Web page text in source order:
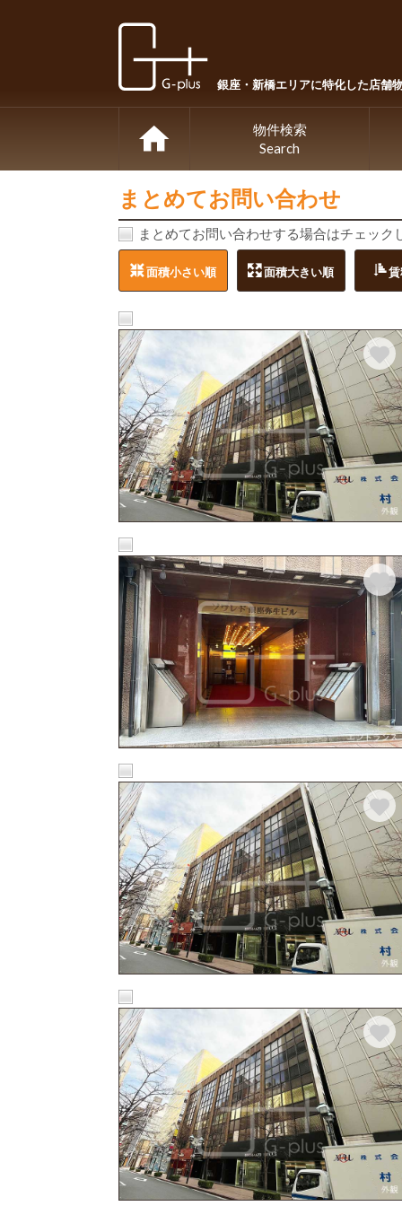
銀座・新橋エリアに特化した店舗
物件検索
Search
まとめてお問い合わせ
まとめてお問い合わせする場合はチェック
面積小さい順 面積大きい順 賃